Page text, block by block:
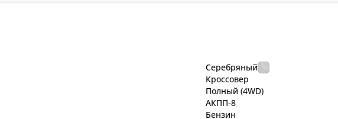
Серебряный
Кроссовер
Полный (4WD)
АКПП-8
Бензин